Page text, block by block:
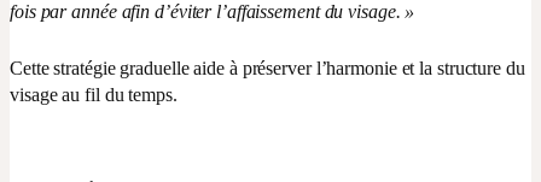
fois par année afin d’éviter l’affaissement du visage. »
Cette stratégie graduelle aide à préserver l’harmonie et la structure du
visage au fil du temps.